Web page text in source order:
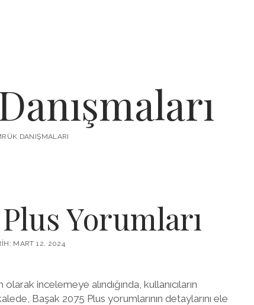
DANIŞMALARI
Yorumları
MART 12, 2024
incelemeye alındığında, kullanıcıların
Başak 2075 Plus yorumlarının detaylarını ele